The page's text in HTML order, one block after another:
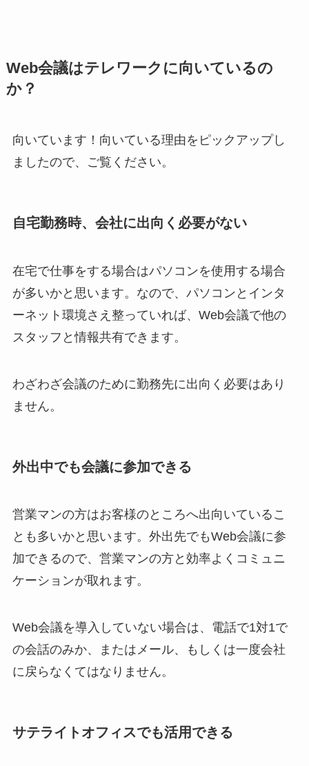
Web会議はテレワークに向いているの
か？
向いています！向いている理由をピックアップし
ましたので、ご覧ください。
自宅勤務時、会社に出向く必要がない
在宅で仕事をする場合はパソコンを使用する場合
が多いかと思います。なので、パソコンとインタ
ーネット環境さえ整っていれば、Web会議で他の
スタッフと情報共有できます。
わざわざ会議のために勤務先に出向く必要はあり
ません。
外出中でも会議に参加できる
営業マンの方はお客様のところへ出向いているこ
とも多いかと思います。外出先でもWeb会議に参
加できるので、営業マンの方と効率よくコミュニ
ケーションが取れます。
Web会議を導入していない場合は、電話で1対1で
の会話のみか、またはメール、もしくは一度会社
に戻らなくてはなりません。
サテライトオフィスでも活用できる